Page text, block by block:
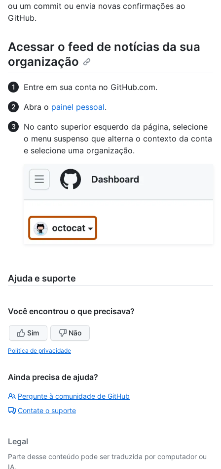
ou um commit ou envia novas confirmações ao
GitHub.
Acessar o feed de notícias da sua
organização
Entre em sua conta no GitHub.com.
Abra o painel pessoal.
No canto superior esquerdo da página, selecione
o menu suspenso que alterna o contexto da conta
e selecione uma organização.
Ajuda e suporte
Você encontrou o que precisava?
Sim Não
Política de privacidade
Ainda precisa de ajuda?
Pergunte à comunidade de GitHub
Contate o suporte
Legal
Parte desse conteúdo pode ser traduzida por computador ou
IA.